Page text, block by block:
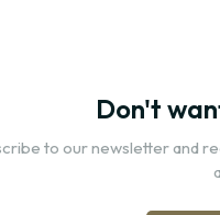
Don't
to our newsletter and